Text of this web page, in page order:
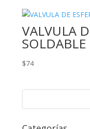
VALVULA
SOLDABLE
$74